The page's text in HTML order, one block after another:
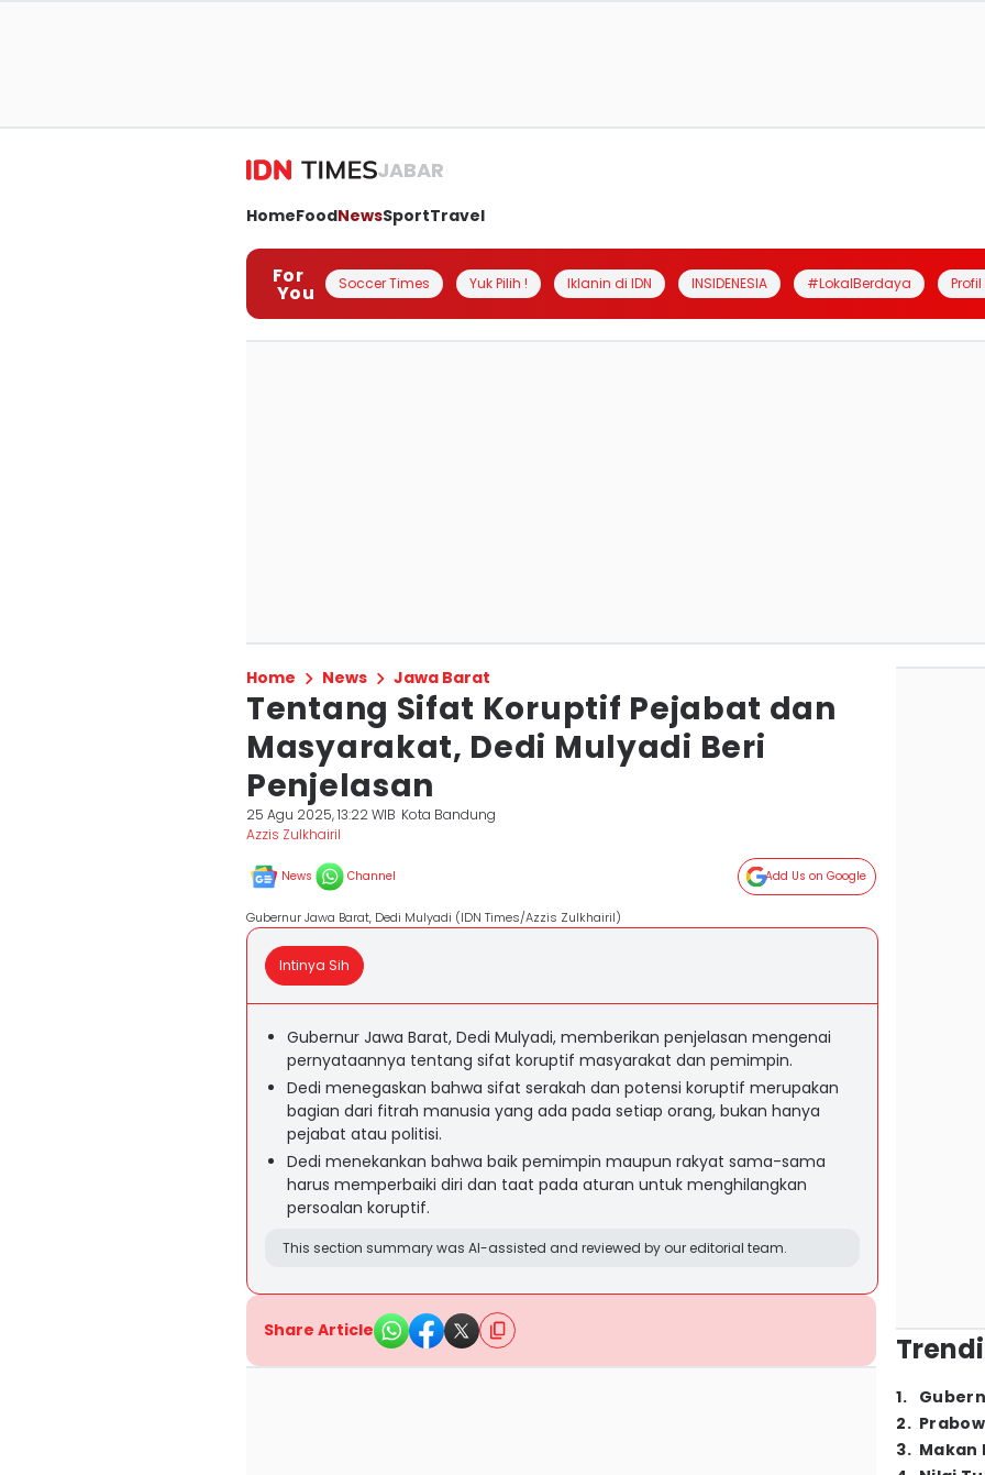
JABAR
HomeFoodNewsSportTravel
For
You Soccer Times Yuk Pilih ! Iklanin di IDN INSIDENESIA #LokalBerdaya
Home News Jawa Barat
Tentang Sifat Koruptif Pejabat dan
Masyarakat, Dedi Mulyadi Beri
Penjelasan
25 Agu 2025, 13:22 WIB Kota Bandung
Azzis Zulkhairil
News Channel Add Us on Google
Gubernur Jawa Barat, Dedi Mulyadi (IDN Times/Azzis Zulkhairil)
Intinya Sih
Gubernur Jawa Barat, Dedi Mulyadi, memberikan penjelasan mengenai
pernyataannya tentang sifat koruptif masyarakat dan pemimpin.
Dedi menegaskan bahwa sifat serakah dan potensi koruptif merupakan
bagian dari fitrah manusia yang ada pada setiap orang, bukan hanya
pejabat atau politisi.
Dedi menekankan bahwa baik pemimpin maupun rakyat sama-sama
harus memperbaiki diri dan taat pada aturan untuk menghilangkan
persoalan koruptif.
This section summary was AI-assisted and reviewed by our editorial team.
Share Article
1.
2.
3. Makan